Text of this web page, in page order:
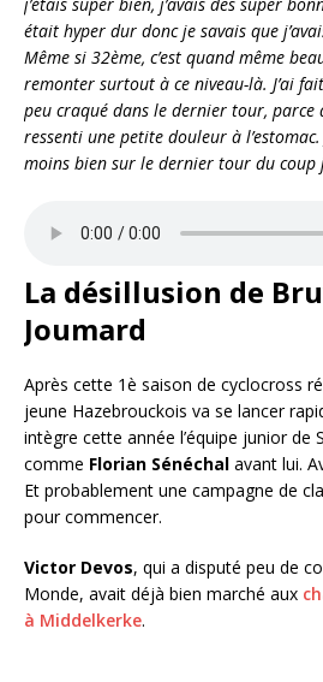
était hyper dur donc je savais que
Même si 32ème, c’est quand même
remonter surtout à ce niveau-là. J’ai
peu craqué dans le dernier tour, parce
ressenti une petite douleur à
moins bien sur le dernier tour du coup
La désillusion de
Joumard
Après cette 1è saison de cyclocross
jeune Hazebrouckois va se lancer
intègre cette année l’équipe junior de
comme Florian Sénéchal avant lui.
Et probablement une campagne de
pour commencer.
Victor Devos, qui a disputé peu de
Monde, avait déjà bien marché aux
à Middelkerke.